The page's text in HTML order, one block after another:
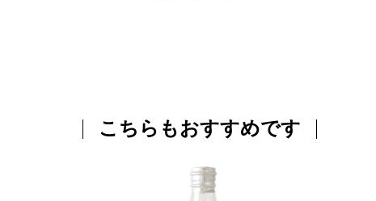
こちらもおすすめです